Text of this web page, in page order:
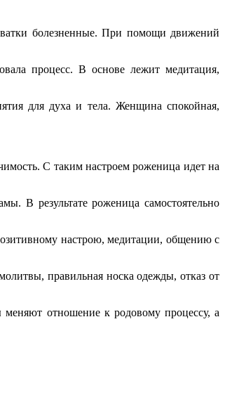
болезненные. При помощи движений
процесс. В основе лежит медитация,
для духа и тела. Женщина спокойная,
С таким настроем роженица идет на
В результате роженица самостоятельно
настрою, медитации, общению с
правильная носка одежды, отказ от
отношение к родовому процессу, а